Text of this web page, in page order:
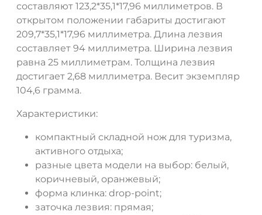
составляют 123,2*35,1*17,96 миллиметров. В
открытом положении габариты достигают
209,7*35,1*17,96 миллиметра. Длина лезвия
составляет 94 миллиметра. Ширина лезвия
равна 25 миллиметрам. Толщина лезвия
достигает 2,68 миллиметра. Весит экземпляр
104,6 грамма.
Характеристики:
компактный складной нож для туризма,
активного отдыха;
разные цвета модели на выбор: белый,
коричневый, оранжевый;
форма клинка: drop-point;
заточка лезвия: прямая;